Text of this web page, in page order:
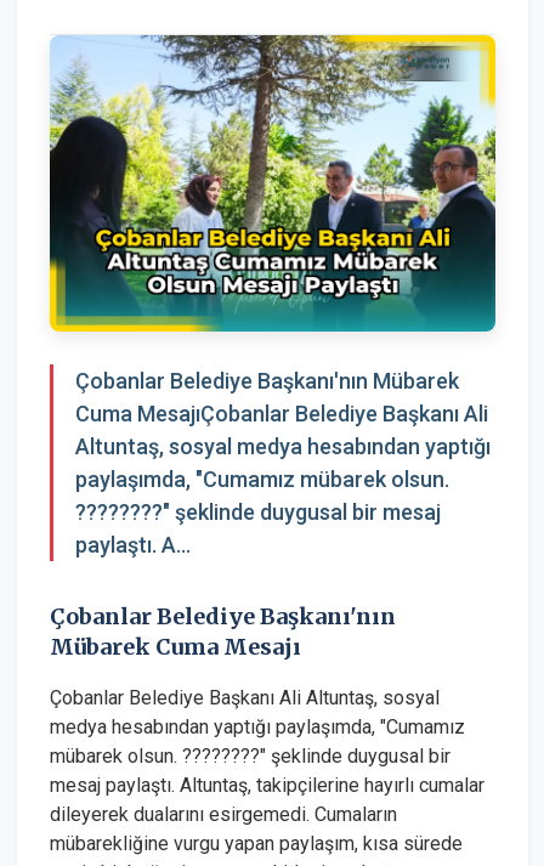
Çobanlar Belediye Başkanı'nın Mübarek
Cuma MesajıÇobanlar Belediye Başkanı Ali
Altuntaş, sosyal medya hesabından yaptığı
paylaşımda, "Cumamız mübarek olsun.
????????" şeklinde duygusal bir mesaj
paylaştı. A...
Çobanlar Belediye Başkanı'nın
Mübarek Cuma Mesajı
Çobanlar Belediye Başkanı Ali Altuntaş, sosyal
medya hesabından yaptığı paylaşımda, "Cumamız
mübarek olsun. ????????" şeklinde duygusal bir
mesaj paylaştı. Altuntaş, takipçilerine hayırlı cumalar
dileyerek dualarını esirgemedi. Cumaların
mübarekliğine vurgu yapan paylaşım, kısa sürede